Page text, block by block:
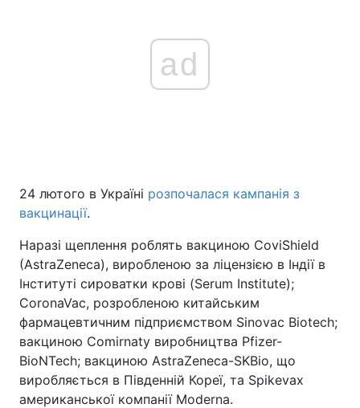
ad
24 лютого в Україні розпочалася кампанія з
вакцинації.
Наразі щеплення роблять вакциною CoviShield
(AstraZeneca), виробленою за ліцензією в Індії в
Інституті сироватки крові (Serum Institute);
CoronaVac, розробленою китайським
фармацевтичним підприємством Sinovac Biotech;
вакциною Comirnaty виробництва Pfizer-
BioNTech; вакциною AstraZeneca-SKBio, що
виробляється в Південній Кореї, та Spikevax
американської компанії Moderna.